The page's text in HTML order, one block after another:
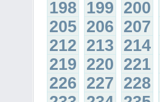
198 199 200
205 206 207
212 213 214
219 220 221
226 227 228